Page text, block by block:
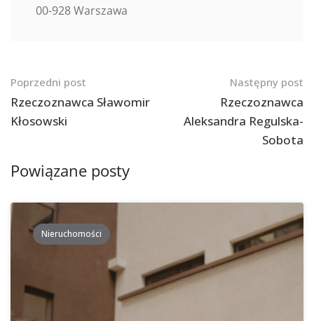
00-928 Warszawa
Nawigacja
po
postach
Poprzedni post
Rzeczoznawca Sławomir
Kłosowski
Następny post
Rzeczoznawca
Aleksandra Regulska-
Sobota
Powiązane posty
Nieruchomości